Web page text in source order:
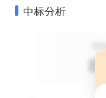
中标分析